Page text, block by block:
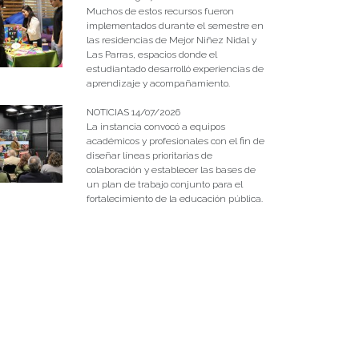
Muchos de estos recursos fueron
implementados durante el semestre en
las residencias de Mejor Niñez Nidal y
Las Parras, espacios donde el
estudiantado desarrolló experiencias de
aprendizaje y acompañamiento.
NOTICIAS 14/07/2026
La instancia convocó a equipos
académicos y profesionales con el fin de
diseñar líneas prioritarias de
colaboración y establecer las bases de
un plan de trabajo conjunto para el
fortalecimiento de la educación pública.